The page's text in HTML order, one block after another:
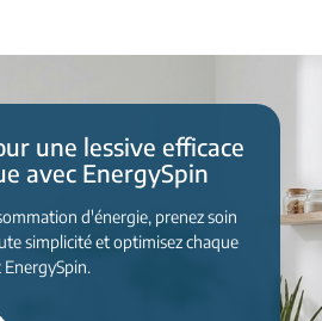
une lessive efficace
avec EnergySpin
d'énergie, prenez soin
simplicité et optimisez chaque
EnergySpin.